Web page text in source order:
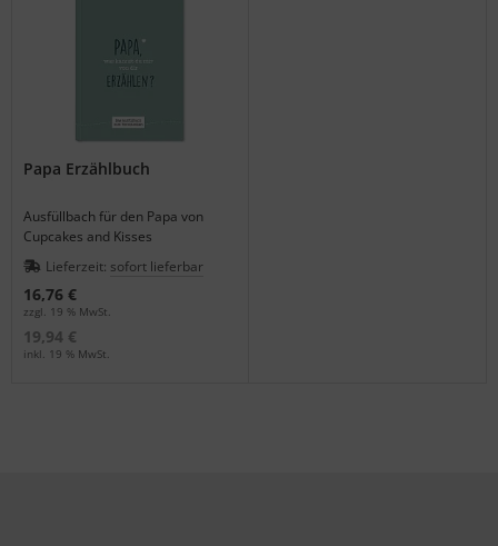
Papa Erzählbuch
Ausfüllbach für den Papa von
Cupcakes and Kisses
Lieferzeit: sofort lieferbar
16,76 €
zzgl. 19 % MwSt.
19,94 €
inkl. 19 % MwSt.